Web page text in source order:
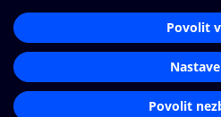
Přístupnost
Zásady zpracování osobních
Nastavení cookies
Čti a